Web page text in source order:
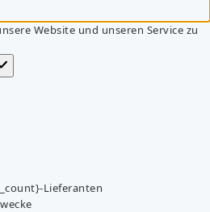
Website und unseren Service zu
Lieferanten